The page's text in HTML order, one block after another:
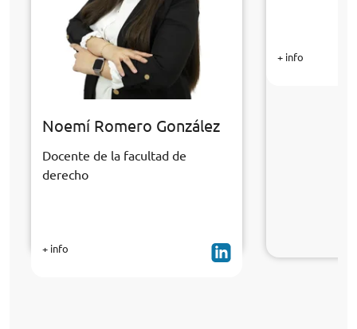
Noemí Romero González
Docente de la facultad de
derecho
+ info
+ info